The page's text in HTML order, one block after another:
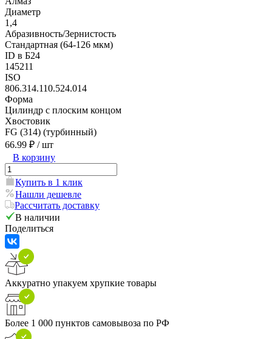
Диаметр
1,4
Абразивность/Зернистость
Стандартная (64-126 мкм)
ID в Б24
145211
ISO
806.314.110.524.014
Форма
Цилиндр с плоским концом
Хвостовик
FG (314) (турбинный)
66.99 ₽ / шт
В корзину
Купить в 1 клик
Нашли дешевле
Рассчитать доставку
В наличии
Поделиться
Аккуратно упакуем хрупкие товары
Более 1 000 пунктов самовывоза по РФ